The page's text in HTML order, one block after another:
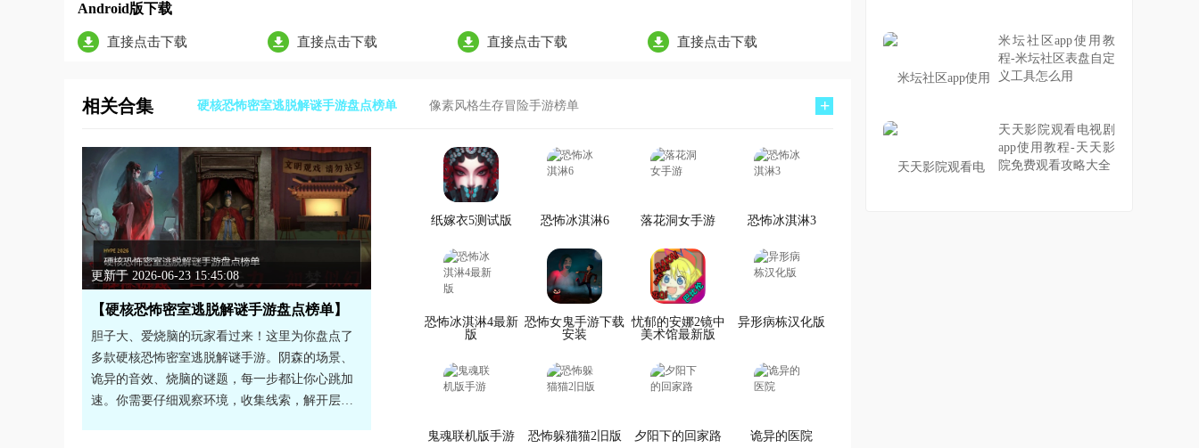
Android版下载
直接点击下载 直接点击下载 直接点击下载 直接点击下载
相关合集 硬核恐怖密室逃脱解谜手游盘点榜单 像素风格生存冒险手游榜单 +
更新于 2026-06-23 15:45:08
【硬核恐怖密室逃脱解谜手游盘点榜单】
胆子大、爱烧脑的玩家看过来！这里为你盘点了
多款硬核恐怖密室逃脱解谜手游。阴森的场景、
诡异的音效、烧脑的谜题，每一步都让你心跳加
速。你需要仔细观察环境，收集线索，解开层层
纸嫁衣5测试版 恐怖冰淇淋6 落花洞女手游 恐怖冰淇淋3
恐怖冰淇淋4最新
版
恐怖女鬼手游下载
安装
忧郁的安娜2镜中
美术馆最新版
异形病栋汉化版
鬼魂联机版手游 恐怖躲猫猫2旧版 夕阳下的回家路 诡异的医院
米坛社区app使用教
程-米坛社区表盘自定
义工具怎么用
天天影院观看电视剧
app使用教程-天天影
院免费观看攻略大全